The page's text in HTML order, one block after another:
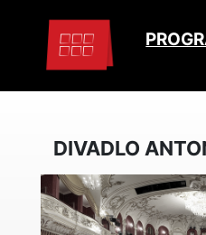
DIVADLO